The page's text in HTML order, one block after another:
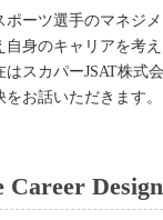
ポーツ選手のマネジ
身のキャリアを考
はスカパーJSAT株式
お話いただきます。
Career